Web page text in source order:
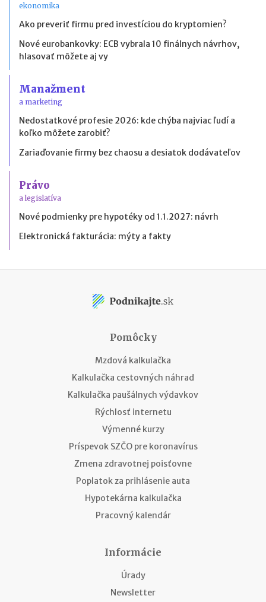
ekonomika
Ako preveriť firmu pred investíciou do kryptomien?
Nové eurobankovky: ECB vybrala 10 finálnych návrhov,
hlasovať môžete aj vy
Manažment
a marketing
Nedostatkové profesie 2026: kde chýba najviac ľudí a
koľko môžete zarobiť?
Zariaďovanie firmy bez chaosu a desiatok dodávateľov
Právo
a legislatíva
Nové podmienky pre hypotéky od 1.1.2027: návrh
Elektronická fakturácia: mýty a fakty
Pomôcky
Mzdová kalkulačka
Kalkulačka cestovných náhrad
Kalkulačka paušálnych výdavkov
Rýchlosť internetu
Výmenné kurzy
Príspevok SZČO pre koronavírus
Zmena zdravotnej poisťovne
Poplatok za prihlásenie auta
Hypotekárna kalkulačka
Pracovný kalendár
Informácie
Úrady
Newsletter